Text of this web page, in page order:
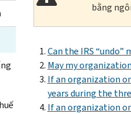
bằng
Can the IRS
May my
If an organization
years during the
If an organization